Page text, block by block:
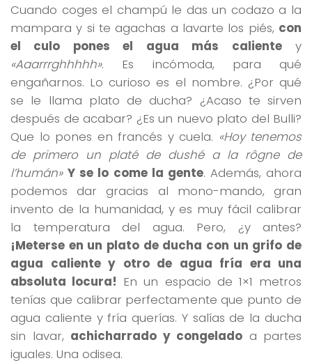
Cuando coges el champú le das un codazo a la
mampara y si te agachas a lavarte los piés, con
el culo pones el agua más calientey
«Aaarrrghhhhh». Es incómoda, para qué
engañarnos. Lo curioso es el nombre. ¿Por qué
se le llama plato de ducha? ¿Acaso te sirven
después de acabar? ¿Es un nuevo plato del Bulli?
Que lo pones en francés y cuela. «Hoy tenemos
de primero un platé de dushé a la rôgne de
l’humán» Y se lo come la gente. Además, ahora
podemos dar gracias al mono-mando, gran
invento de la humanidad, y es muy fácil calibrar
la temperatura del agua. Pero, ¿y antes?
¡Meterse en un plato de ducha con un grifo de
agua caliente y otro de agua fría era una
absoluta locura! En un espacio de 1×1 metros
tenías que calibrar perfectamente que punto de
agua caliente y fría querías. Y salías de la ducha
sin lavar, achicharrado y congelado a partes
iguales. Una odisea.